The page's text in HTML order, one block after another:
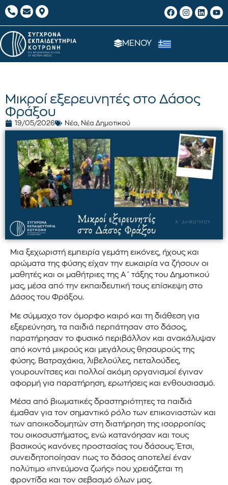
ΜΕΝΟΥ
Μικροί εξερευνητές στο Δάσος
Φράξου
19/05/2026 Νέα, Νέα Δημοτικού
Μια ξεχωριστή εμπειρία γεμάτη εικόνες, ήχους και
αρώματα της φύσης είχαν την ευκαιρία να ζήσουν οι
μαθητές και οι μαθήτριες της Α΄ τάξης του Δημοτικού
μας, μέσα από την εκπαιδευτική τους επίσκεψη στο
Δάσος του Φράξου.
Με σύμμαχο τον όμορφο καιρό και τη διάθεση για
εξερεύνηση, τα παιδιά περπάτησαν στο δάσος,
παρατήρησαν το φυσικό περιβάλλον και ανακάλυψαν
από κοντά μικρούς και μεγάλους θησαυρούς της
φύσης. Βατραχάκια, λιβελούλες, πεταλούδες,
γουρουνίτσες και πολλοί ακόμη οργανισμοί έγιναν
αφορμή για παρατήρηση, ερωτήσεις και ενθουσιασμό.
Μέσα από βιωματικές δραστηριότητες τα παιδιά
έμαθαν για τον σημαντικό ρόλο των επικονιαστών και
των αποικοδομητών στη διατήρηση της ισορροπίας
του οικοσυστήματος, ενώ κατανόησαν και τους
βασικούς κανόνες προστασίας του δάσους. Έτσι,
συνειδητοποίησαν πως το δάσος αποτελεί έναν
πολύτιμο «πνεύμονα ζωής» που χρειάζεται τη
φροντίδα και τον σεβασμό όλων μας.